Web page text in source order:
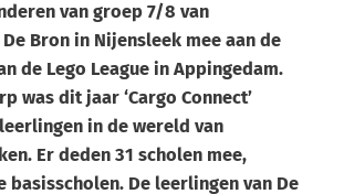
van groep 7/8 van
Bron in Nijensleek mee aan de
de Lego League in Appingedam.
was dit jaar ‘Cargo Connect’
in de wereld van
Er deden 31 scholen mee,
basisscholen. De leerlingen van De